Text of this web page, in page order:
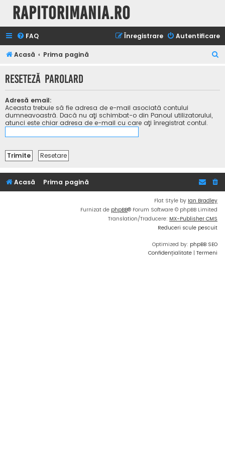
Rapitorimania.ro
FAQ Autentificare
Înregistrare
Acasă Prima pagină
t
Reseteză parolard
Adresă email:
Aceasta trebuie să fie adresa de e-mail asociată contului
dumneavoastră. Dacă nu aţi schimbat-o din Panoul utilizatorului,
atunci este chiar adresa de e-mail cu care aţi înregistrat contul.
Acasă Prima pagină
Flat Style by Ian Bradley
Furnizat de phpBB® Forum Software © phpBB Limited
Translation/Traducere: MX-Publisher CMS
Reduceri scule pescuit
Optimized by: phpBB SEO
Confidențialitate | Termeni